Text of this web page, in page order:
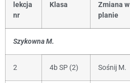
lekcja
nr
Klasa
Zmiana w
planie
Szykowna M.
2 4b SP (2) Sośnij M.